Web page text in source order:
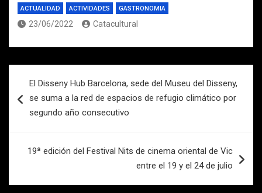
ACTUALIDAD ACTIVIDADES GASTRONOMIA
23/06/2022 Catacultural
de
entradas
El Disseny Hub Barcelona, sede del Museu del Disseny,
se suma a la red de espacios de refugio climático por
segundo año consecutivo
19ª edición del Festival Nits de cinema oriental de Vic
entre el 19 y el 24 de julio